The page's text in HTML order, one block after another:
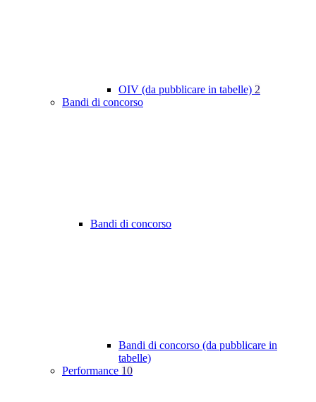
OIV (da pubblicare in tabelle) 2
Bandi di concorso
Bandi di concorso
Bandi di concorso (da pubblicare in
tabelle)
Performance 10